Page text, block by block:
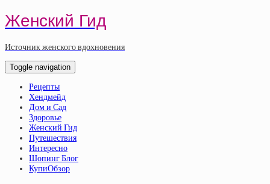
Женский Гид
Источник женского вдохновения
Toggle navigation
Рецепты
Хендмейд
Дом и Сад
Здоровье
Женский Гид
Путешествия
Интересно
Шопинг Блог
КупиОбзор